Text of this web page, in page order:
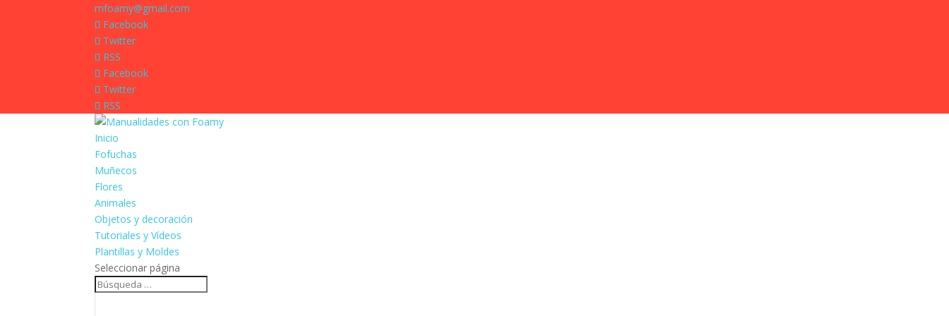
mfoamy@gmail.com
Facebook
Twitter
RSS
Facebook
Twitter
RSS
Inicio
Fofuchas
Muñecos
Flores
Animales
Objetos y decoración
Tutoriales y Vídeos
Plantillas y Moldes
Seleccionar página